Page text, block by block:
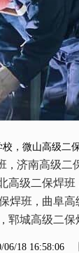
，微山高级二
， 济南高级二
高级二保焊班
焊班 ， 曲阜高
， 郓城高级二保
18 16:58:06